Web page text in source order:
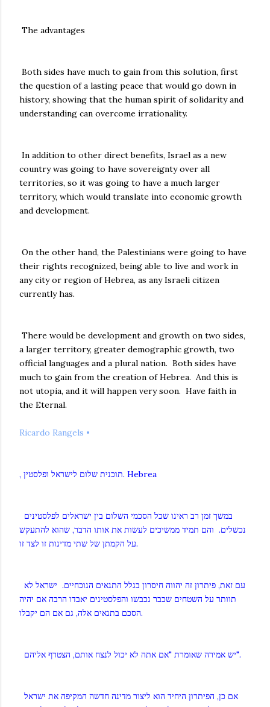
The advantages
Both sides have much to gain from this solution, first
the question of a lasting peace that would go down in
history, showing that the human spirit of solidarity and
understanding can overcome irrationality.
In addition to other direct benefits, Israel as a new
country was going to have sovereignty over all
territories, so it was going to have a much larger
territory, which would translate into economic growth
and development.
On the other hand, the Palestinians were going to have
their rights recognized, being able to live and work in
any city or region of Hebrea, as any Israeli citizen
currently has.
There would be development and growth on two sides,
a larger territory, greater demographic growth, two
official languages ​​and a plural nation. Both sides have
much to gain from the creation of Hebrea. And this is
not utopia, and it will happen very soon. Have faith in
the Eternal.
Ricardo Rangels •
, תוכנית שלום לישראל ופלסטין. Hebrea
נכשלים. והם תמיד ממשיכים לעשות את אותו הדבר, שהוא להתעקש
על הקמתן של שתי מדינות זו לצד זו.
תוותר על השטחים שכבר נכבשו והפלסטינים יאבדו הרבה אם יהיה
הסכם בתנאים אלה, גם אם הם יקבלו.
יש אמירה שאומרת "אם אתה לא יכול לנצח אותם, הצטרף אליהם".